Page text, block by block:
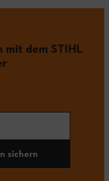
mit dem STIHL
sichern